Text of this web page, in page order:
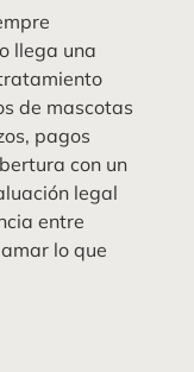
llega una
de mascotas
pagos
con un
legal
entre
lo que